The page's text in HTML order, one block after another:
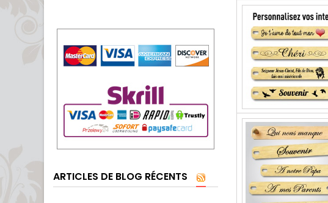
ARTICLES DE BLOG RÉCENTS